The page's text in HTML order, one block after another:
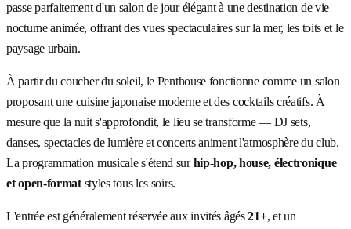
passe parfaitement d'un salon de jour élégant à une destination de vie
nocturne animée, offrant des vues spectaculaires sur la mer, les toits et le
paysage urbain.
À partir du coucher du soleil, le Penthouse fonctionne comme un salon
proposant une cuisine japonaise moderne et des cocktails créatifs. À
mesure que la nuit s'approfondit, le lieu se transforme — DJ sets,
danses, spectacles de lumière et concerts animent l'atmosphère du club.
La programmation musicale s'étend surhip-hop, house, électronique
et open-formatstyles tous les soirs.
L'entrée est généralement réservée aux invités âgés21+, et un